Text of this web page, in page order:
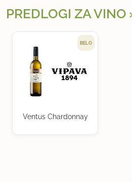
PREDLOGI ZA VINO
BELO
Ventus Chardonnay